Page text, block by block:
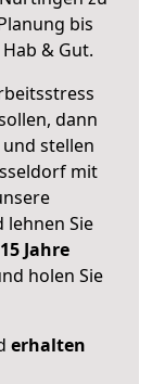
bis
& Gut.
dann
stellen
mit
lehnen Sie
Jahre
holen Sie
erhalten